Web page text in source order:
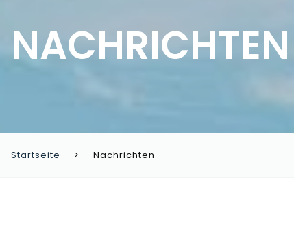
NACHRICHTEN
Startseite Nachrichten